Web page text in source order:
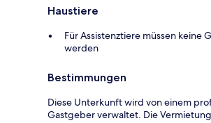
Haustiere
Für Assistenztiere müssen keine
werden
Bestimmungen
Diese Unterkunft wird von einem
Gastgeber verwaltet. Die